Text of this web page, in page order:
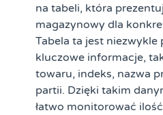
na tabeli, która
magazynowy dla
Tabela ta jest niezwykle
kluczowe informacje,
towaru, indeks, nazwa
partii. Dzięki takim
łatwo monitorować